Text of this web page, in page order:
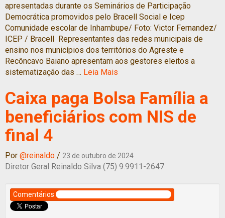
apresentadas durante os Seminários de Participação
Democrática promovidos pelo Bracell Social e Icep
Comunidade escolar de Inhambupe/ Foto: Victor Fernandez/
ICEP / Bracell Representantes das redes municipais de
ensino nos municípios dos territórios do Agreste e
Recôncavo Baiano apresentam aos gestores eleitos a
sistematização das … Leia Mais
Caixa paga Bolsa Família a
beneficiários com NIS de
final 4
Por @reinaldo / 23 de outubro de 2024
Diretor Geral Reinaldo Silva (75) 9.9911-2647
Comentários